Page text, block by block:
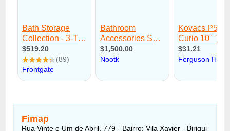
Fimap
Rua Vinte e Um de Abril, 779 - Bairro: Vila Xavier - Birigui